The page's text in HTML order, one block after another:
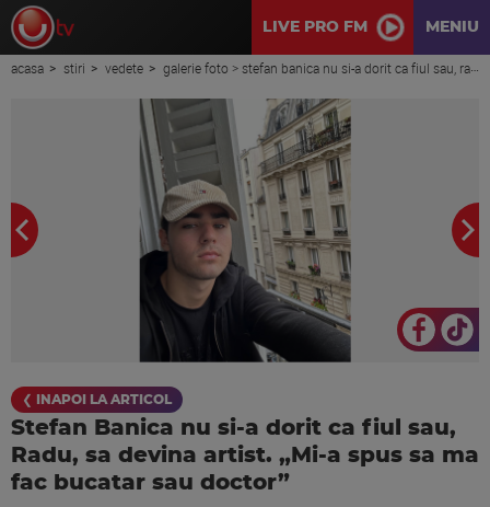
LIVE PRO FM MENIU
acasa stiri vedete galerie foto > stefan banica nu si-a dorit ca fiul sau, radu, sa devina artist. „mi-a spus sa ma fac bucatar sau doctor”
❮ INAPOI LA ARTICOL
Stefan Banica nu si-a dorit ca fiul sau,
Radu, sa devina artist. „Mi-a spus sa ma
fac bucatar sau doctor”